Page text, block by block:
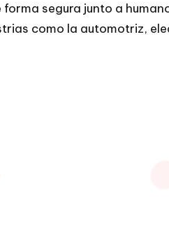
segura junto a
como la automotriz,